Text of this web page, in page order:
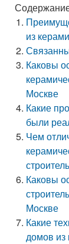
из
Каковы
Москве
Какие
были
Чем
Каковы
Москве
Какие
домов из